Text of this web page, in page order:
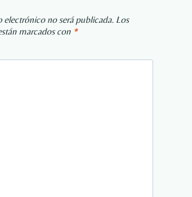
electrónico no será publicada. Los
marcados con *